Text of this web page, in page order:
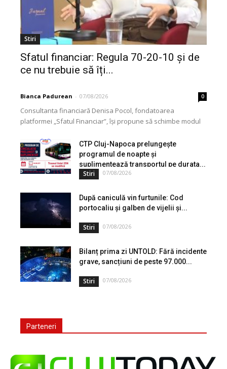
Stiri
Sfatul financiar: Regula 70-20-10 și de
ce nu trebuie să îți...
Bianca Padurean - 07/08/2026 0
Consultanta financiară Denisa Pocol, fondatoarea
platformei „Sfatul Financiar”, își propune să schimbe modul
de peste...
CTP Cluj-Napoca prelungește
programul de noapte și
suplimentează transportul pe durata...
Stiri 07/08/2026
După caniculă vin furtunile: Cod
portocaliu și galben de vijelii și...
Stiri 07/08/2026
Bilanț prima zi UNTOLD: Fără incidente
grave, sancțiuni de peste 97.000...
Stiri 07/08/2026
Parteneri